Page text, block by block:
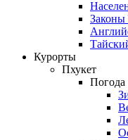
Законы
Курорты
Пхукет
Погода